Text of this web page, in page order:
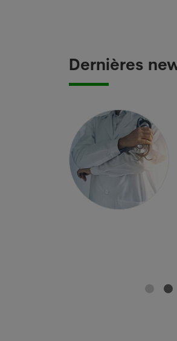
Dernières